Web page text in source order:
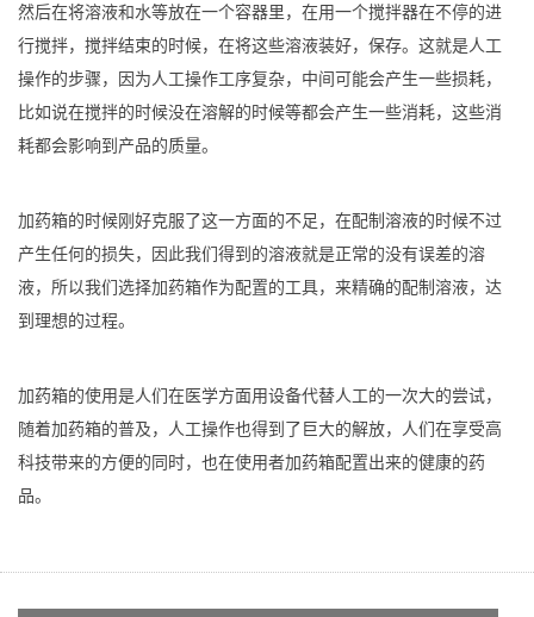
然后在将溶液和水等放在一个容器里，在用一个搅拌器在不停的进
行搅拌，搅拌结束的时候，在将这些溶液装好，保存。这就是人工
操作的步骤，因为人工操作工序复杂，中间可能会产生一些损耗，
比如说在搅拌的时候没在溶解的时候等都会产生一些消耗，这些消
耗都会影响到产品的质量。
加药箱的时候刚好克服了这一方面的不足，在配制溶液的时候不过
产生任何的损失，因此我们得到的溶液就是正常的没有误差的溶
液，所以我们选择加药箱作为配置的工具，来精确的配制溶液，达
到理想的过程。
加药箱的使用是人们在医学方面用设备代替人工的一次大的尝试，
随着加药箱的普及，人工操作也得到了巨大的解放，人们在享受高
科技带来的方便的同时，也在使用者加药箱配置出来的健康的药
品。